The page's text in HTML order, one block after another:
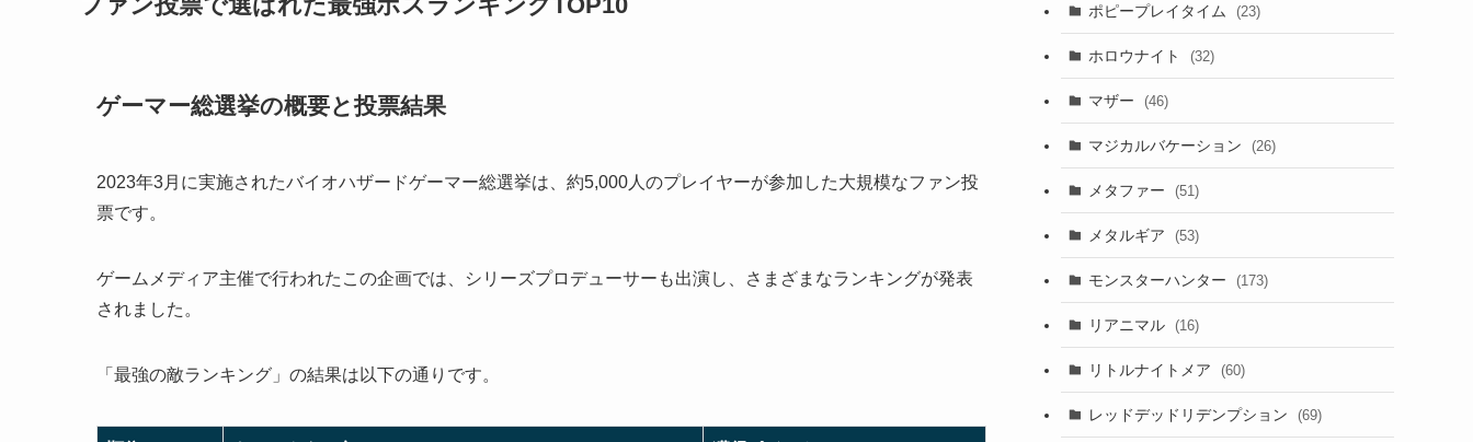
ゲーマー総選挙の概要と投票結果
2023年3月に実施されたバイオハザードゲーマー総選挙は、約5,000人のプレイヤーが参加した大規模なファン投
票です。
ゲームメディア主催で行われたこの企画では、シリーズプロデューサーも出演し、さまざまなランキングが発表
されました。
「最強の敵ランキング」の結果は以下の通りです。
ポピープレイタイム (23)
ホロウナイト (32)
マザー (46)
マジカルバケーション (26)
メタファー (51)
メタルギア (53)
モンスターハンター (173)
リアニマル (16)
リトルナイトメア (60)
レッドデッドリデンプション (69)